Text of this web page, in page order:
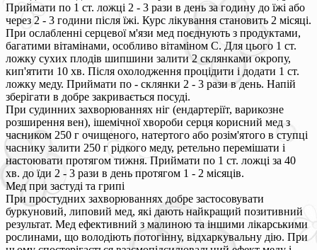
Приймати по 1 ст. ложці 2 - 3 рази в день за годину до їжі або
через 2 - 3 години після їжі. Курс лікування становить 2 місяці.
При ослабленні серцевої м'язи мед поєднують з продуктами,
багатими вітамінами, особливо вітаміном С. Для цього 1 ст.
ложку сухих плодів шипшини залити 2 склянками окропу,
кип'ятити 10 хв. Після охолодження процідити і додати 1 ст.
ложку меду. Приймати по - склянки 2 - 3 рази в день. Напій
зберігати в добре закривається посуді.
При судинних захворюваннях ніг (ендартеріїт, варикозне
розширення вен), ішемічної хвороби серця корисний мед з
часником 250 г очищеного, натертого або розім'ятого в ступці
часнику залити 250 г рідкого меду, ретельно перемішати і
настоювати протягом тижня. Приймати по 1 ст. ложці за 40
хв. до їди 2 - 3 рази в день протягом 1 - 2 місяців.
Мед при застуді та грипі
При простудних захворюваннях добре застосовувати
буркуновий, липовий мед, які дають найкращий позитивний
результат. Мед ефективний з малиною та іншими лікарськими
рослинами, що володіють потогінну, відхаркувальну дію. При